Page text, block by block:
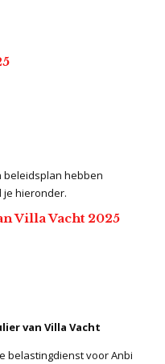
beleidsplan hebben
je hieronder.
Villa Vacht 2025
van Villa Vacht
belastingdienst voor Anbi